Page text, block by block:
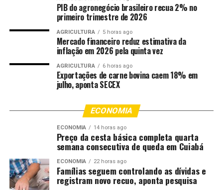
seletivo) e devem comparecer à Secretaria Municipal de
Educação, localizada na Rua Diogo Domingos Ferreira,
nº 292, bairro Bandeirantes, de acordo com as datas e
horários previstos nos editais de convocação, para
Os convocados devem ler atentamente os editais. O
candidato que não comparecer no dia e horário
previstos nos editais ou não entregar no sistema toda a
documentação exigida será eliminado, pois não haverá
segunda chamada e, nesse caso, será convocado o
candidato classificado na sequência.
Os documentos que devem ser enviados digitalizados,
PIB do agronegócio brasileiro recua 2% no
primeiro trimestre de 2026
AGRICULTURA 5 horas ago
Mercado financeiro reduz estimativa da
inflação em 2026 pela quinta vez
AGRICULTURA 6 horas ago
Exportações de carne bovina caem 18% em
julho, aponta SECEX
ECONOMIA
ECONOMIA 14 horas ago
Preço da cesta básica completa quarta
semana consecutiva de queda em Cuiabá
ECONOMIA 22 horas ago
Famílias seguem controlando as dívidas e
registram novo recuo, aponta pesquisa